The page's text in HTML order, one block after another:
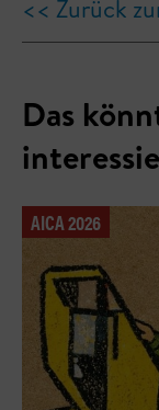
<< Zurück
Das
AICA 2026